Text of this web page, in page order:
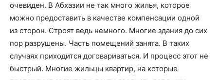
очевиден. В Абхазии не так много жилья, которое
можно предоставить в качестве компенсации одной
из сторон. Строят ведь немного. Многие здания до сих
пор разрушены. Часть помещений занята. В таких
случаях приходится договариваться. И процесс этот не
быстрый. Многие жильцы квартир, на которые